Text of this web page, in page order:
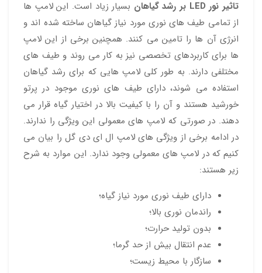
تاثیر نور LED بر رشد گیاهان
بسیار زیاد است. این لامپ ها
از تمامی طیف های نوری مورد نیاز گیاهان ساخته شده اند و
انرژی آن ها را تامین می کنند. همچنین برخی از این لامپ
ها برای کاربردهای تخصصی نیز به کار می روند و طیف های
مختلفی دارند. به طور کلی لامپ هایی که برای رشد گیاهان
استفاده می شوند، دارای طیف های نوری موجود در پرتو
خورشید هستند و آن را با کیفیت بالا در اختیار گیاه قرار می
دهند. در صورتی که لامپ های معمولی این ویژگی را ندارند.
در ادامه برخی از ویژگی های لامپ ال ای دی گل را بیان می
کنیم که در لامپ های معمولی وجود ندارد. این موارد به شرح
زیر هستند:
دارای طیف نوری مورد نیاز گیاه؛
راندمان نوری بالا؛
بدون تولید حرارت؛
عدم انتقال بیش از حد گرما؛
سازگار با محیط زیست؛